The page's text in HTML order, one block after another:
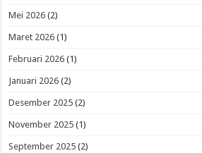
Mei 2026 (2)
Maret 2026 (1)
Februari 2026 (1)
Januari 2026 (2)
Desember 2025 (2)
November 2025 (1)
September 2025 (2)